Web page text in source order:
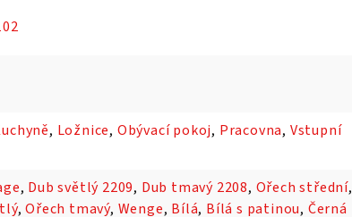
, Ložnice, Obývací pokoj, Pracovna, Vstupní
, Dub světlý 2209, Dub tmavý 2208, Ořech střední,
,Ořech tmavý, Wenge, Bílá, Bílá s patinou, Černá